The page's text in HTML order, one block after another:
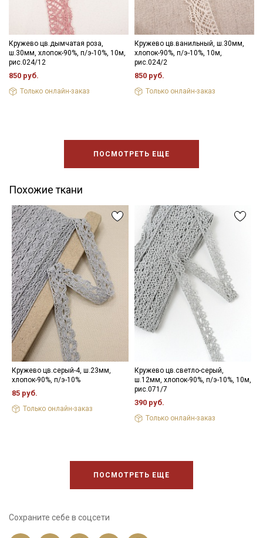
Кружево цв.дымчатая роза,
ш.30мм, хлопок-90%, п/э-10%, 10м,
рис.024/12
850 руб.
Только онлайн-заказ
Кружево цв.ванильный, ш.30мм,
хлопок-90%, п/э-10%, 10м,
рис.024/2
850 руб.
Только онлайн-заказ
ПОСМОТРЕТЬ ЕЩЕ
Похожие ткани
Кружево цв.серый-4, ш.23мм,
хлопок-90%, п/э-10%
85 руб.
Только онлайн-заказ
Кружево цв.светло-серый,
ш.12мм, хлопок-90%, п/э-10%, 10м,
рис.071/7
390 руб.
Только онлайн-заказ
ПОСМОТРЕТЬ ЕЩЕ
Сохраните себе в соцсети